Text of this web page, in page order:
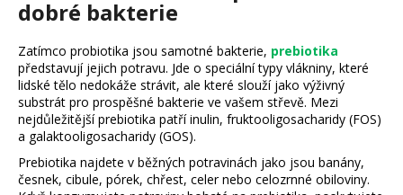
dobré bakterie
Zatímco probiotika jsou samotné bakterie, prebiotika
představují jejich potravu. Jde o speciální typy vlákniny, které
lidské tělo nedokáže strávit, ale které slouží jako výživný
substrát pro prospěšné bakterie ve vašem střevě. Mezi
nejdůležitější prebiotika patří inulin, fruktooligosacharidy (FOS)
a galaktooligosacharidy (GOS).
Prebiotika najdete v běžných potravinách jako jsou banány,
česnek, cibule, pórek, chřest, celer nebo celozrnné obiloviny.
o
r
u
č
u
j
e
m
e